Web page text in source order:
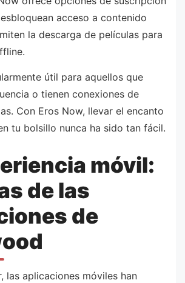
acceso a contenido
la descarga de películas para
útil para aquellos que
o tienen conexiones de
Con Eros Now, llevar el encanto
tu bolsillo nunca ha sido tan fácil.
móvil:
de las
de
las aplicaciones móviles han